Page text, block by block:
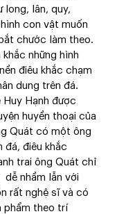
long, lân, quy,
con vật muốn
chước làm theo.
những hình
điêu khắc chạm
dung trên đá.
Hạnh được
huyền thoại của
Quát có một ông
đá, điêu khắc
trai ông Quát chỉ
nhầm lẫn với
rất nghệ sĩ và có
phẩm theo trí